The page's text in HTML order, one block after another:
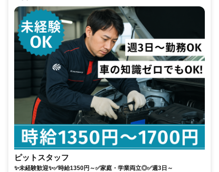
ピットスタッフ
✨未経験歓迎✨✅時給1350円～✅家庭・学業両立◎✅週3日～